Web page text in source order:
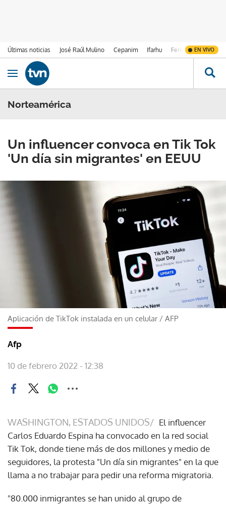
Últimas noticias José Raúl Mulino Cepanim Ifarhu Fenómeno de El
EN VIVO
Ir al contenido
Obrir navegació
Norteamérica
Un influencer convoca en Tik Tok
'Un día sin migrantes' en EEUU
Aplicación de TikTok instalada en un celular/ AFP
Afp
10 de febrero 2022 - 12:38
WASHINGTON, ESTADOS UNIDOS/ El influencer
Carlos Eduardo Espina ha convocado en la red social
Tik Tok, donde tiene más de dos millones y medio de
seguidores, la protesta "Un día sin migrantes" en la que
llama a no trabajar para pedir una reforma migratoria.
"80.000 inmigrantes se han unido al grupo de